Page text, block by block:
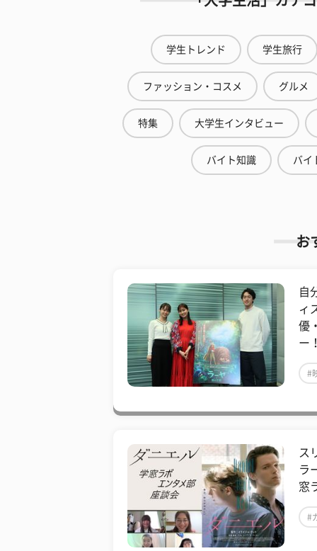
学生トレンド 学生旅行
ファッション・コスメ グルメ
特集 大学生インタビュー
バイト知識 バイ
お
自
ィ
優
ー
#
ス
ラ
窓
#